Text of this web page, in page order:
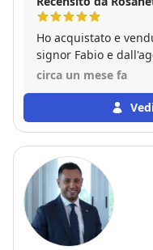
Ho acquistato e
signor Fabio e
riscontrato grande
affidabile per tutta la
ringraziamento va
efficiente e
durante tutto il processo. Anche nelle
riscontrate con un
loro un sostegno
andata oltre il
aiutandomi a
circa un mese fa